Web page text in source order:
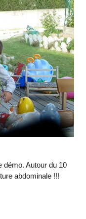
démo. Autour du 10
abdominale !!!